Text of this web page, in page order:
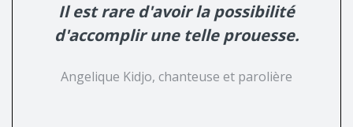
Il est rare d'avoir la possibilité
d'accomplir une telle prouesse.
Angelique Kidjo, chanteuse et parolière